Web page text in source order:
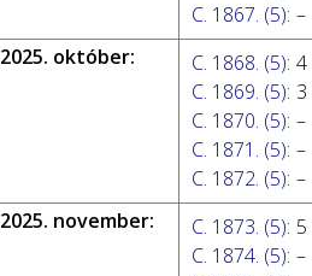
C. 1867. (5): –
2025. október:
C. 1868. (5): 4
C. 1869. (5):
C. 1870. (5): –
C. 1871. (5): –
C. 1872. (5): –
2025. november:
C. 1873. (5):
C. 1874. (5): –